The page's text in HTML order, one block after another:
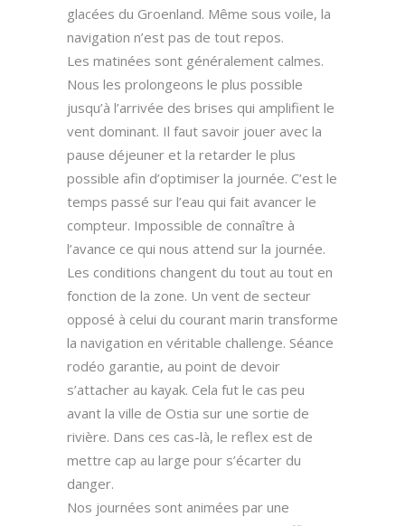
glacées du Groenland. Même sous voile, la
navigation n’est pas de tout repos.
Les matinées sont généralement calmes.
Nous les prolongeons le plus possible
jusqu’à l’arrivée des brises qui amplifient le
vent dominant. Il faut savoir jouer avec la
pause déjeuner et la retarder le plus
possible afin d’optimiser la journée. C’est le
temps passé sur l’eau qui fait avancer le
compteur. Impossible de connaître à
l’avance ce qui nous attend sur la journée.
Les conditions changent du tout au tout en
fonction de la zone. Un vent de secteur
opposé à celui du courant marin transforme
la navigation en véritable challenge. Séance
rodéo garantie, au point de devoir
s’attacher au kayak. Cela fut le cas peu
avant la ville de Ostia sur une sortie de
rivière. Dans ces cas-là, le reflex est de
mettre cap au large pour s’écarter du
danger.
Nos journées sont animées par une